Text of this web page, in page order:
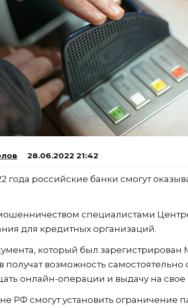
28.06.2022 21:42
года российские банки смогут
специалистами
для кредитных организаций.
который был
получат возможность самостоятельно
онлайн-операции и выдачу на свое
РФ смогут установить ограничение